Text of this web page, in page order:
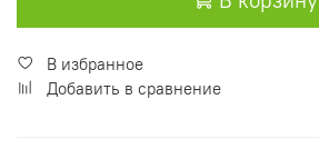
В избранное
Добавить в сравнение